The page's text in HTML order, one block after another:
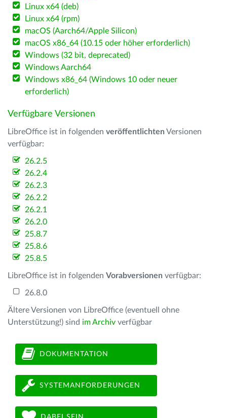
Linux x64 (deb)
Linux x64 (rpm)
macOS (Aarch64/Apple Silicon)
macOS x86_64 (10.15 oder höher erforderlich)
Windows (32 bit, deprecated)
Windows Aarch64
Windows x86_64 (Windows 10 oder neuer
erforderlich)
Verfügbare Versionen
LibreOffice ist in folgenden veröffentlichten Versionen
verfügbar:
26.2.5
26.2.4
26.2.3
26.2.2
26.2.1
26.2.0
25.8.7
25.8.6
25.8.5
LibreOffice ist in folgenden Vorabversionen verfügbar:
26.8.0
Ältere Versionen von LibreOffice (eventuell ohne
Unterstützung!) sind im Archiv verfügbar
DOKUMENTATION
SYSTEMANFORDERUNGEN